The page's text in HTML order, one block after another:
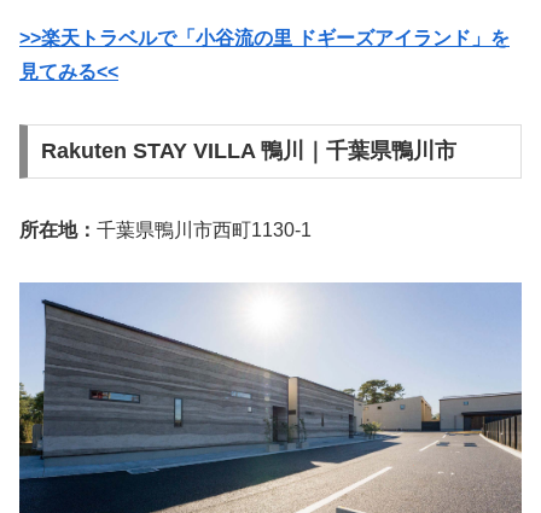
>>楽天トラベルで「小谷流の里 ドギーズアイランド」を
見てみる<<
Rakuten STAY VILLA 鴨川｜千葉県鴨川市
所在地： 千葉県鴨川市西町1130-1